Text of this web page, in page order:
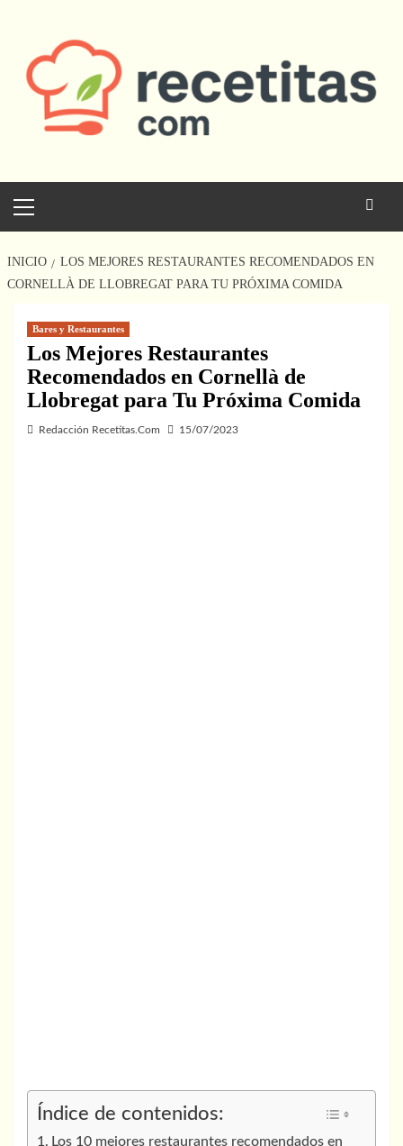
contenido
principal
INICIO
LOS MEJORES RESTAURANTES RECOMENDADOS EN
CORNELLÀ DE LLOBREGAT PARA TU PRÓXIMA COMIDA
Bares y Restaurantes
Los Mejores Restaurantes
Recomendados en Cornellà de
Llobregat para Tu Próxima Comida
Redacción Recetitas.Com 15/07/2023
Índice de contenidos:
Los 10 mejores restaurantes recomendados en